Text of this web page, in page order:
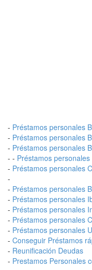
- Préstamos personales
- Préstamos personales
- Préstamos personales
- - Préstamos
- Préstamos personales
-
- Préstamos personales
- Préstamos personales
- Préstamos personales
- Préstamos personales
- Préstamos personales
- Conseguir Préstamos
- Reunificación Deudas
- Prestamos Personales